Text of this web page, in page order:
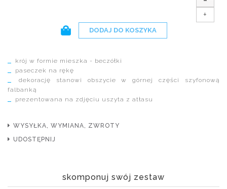
+
DODAJ DO KOSZYKA
krój w formie mieszka - beczółki
paseczek na rękę
dekorację stanowi obszycie w górnej części szyfonową
falbanką
prezentowana na zdjęciu uszyta z atłasu
WYSYŁKA, WYMIANA, ZWROTY
UDOSTĘPNIJ
skomponuj swój zestaw